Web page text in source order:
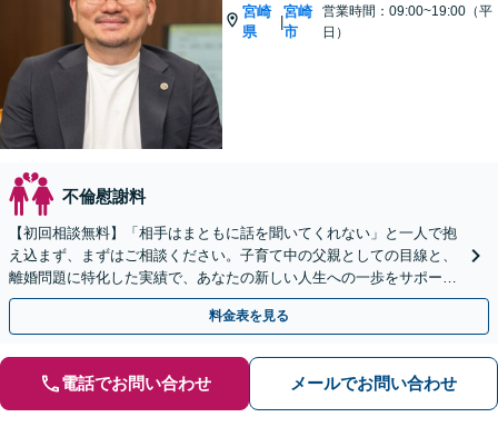
宮崎
県
|
宮崎
市
営業時間：09:00~19:00（平
日）
不倫慰謝料
【初回相談無料】「相手はまともに話を聞いてくれない」と一人で抱
え込まず、まずはご相談ください。子育て中の父親としての目線と、
離婚問題に特化した実績で、あなたの新しい人生への一歩をサポート
します。毅然とした対応で、正当な権利を守り抜きます。
料金表を見る
電話でお問い合わせ メールでお問い合わせ